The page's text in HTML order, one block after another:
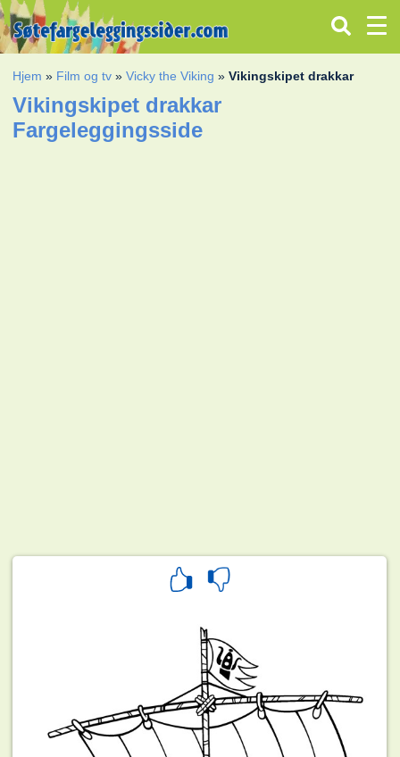
Hjem » Film og tv »Vicky the Viking »Vikingskipet drakkar
Vikingskipet drakkar
Fargeleggingsside